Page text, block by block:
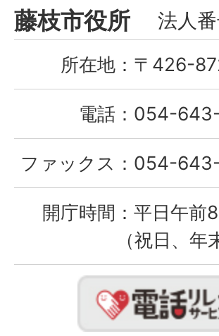
Fujieda
City
藤枝市役所 法人
所在地： 〒426-
電話： 054-643-
ファックス： 054-
開庁時間： 平日午前
（祝日、